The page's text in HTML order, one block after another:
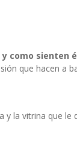
como sienten
que hacen a
la vitrina que le